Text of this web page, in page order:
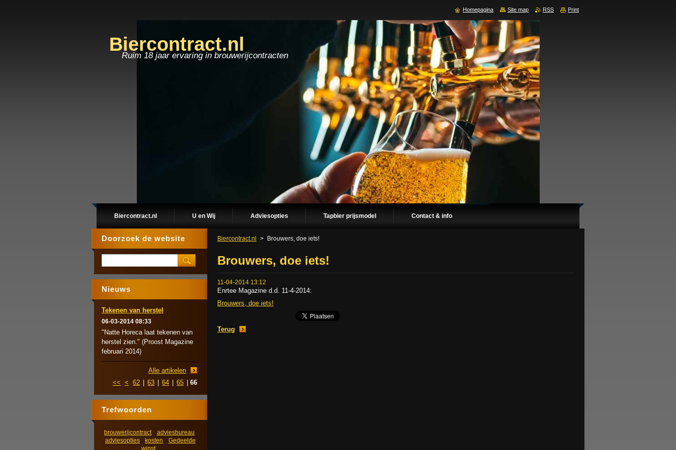
Biercontract.nl
Ruim 18 jaar ervaring in brouwerijcontracten
Biercontract.nl U en Wij Adviesopties Tapbier prijsmodel Contact & info
Biercontract.nl > Brouwers, doe iets!
Brouwers, doe iets!
11-04-2014 13:12
Enrtee Magazine d.d. 11-4-2014:
Brouwers, doe iets!
Terug
Doorzoek de website
Nieuws
Tekenen van herstel
06-03-2014 08:33
"Natte Horeca laat tekenen van
herstel zien." (Proost Magazine
februari 2014)
Alle artikelen
<< < 62 63 64 65 66
Trefwoorden
brouwerijcontract
adviesbureau
adviesopties
kosten
Gedeelde
winst
Homepagina Site map RSS Print